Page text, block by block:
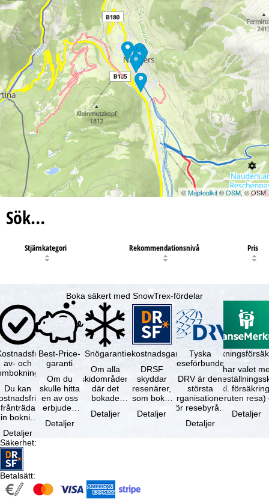
©Maptoolkit©OSM, © OSM
Sök…
Stjärnkategori Rekommendationsnivå Pris
Boka säkert med SnowTrex-fördelar
av- och
Du kan
frånträda
bokning
efter
…
Detaljer
Best-Price-
garanti
Om du
skulle hitta
en av oss
erbjuden
samma
Detaljer
Snögaranti
Om alla
skidområden
där det
bokade
gäller –
Detaljer
Resekostnadsgaranti
DRSF
skyddar
resenärer,
som bokat
paketresa
Detaljer
Tyska
reseförbundet
DRV är den
största
organisationen
för resebyråer
researrangörer
Detaljer
Du har valet
(inkl.
avbruten resa)
Detaljer
Säkerhet:
Betalsätt: